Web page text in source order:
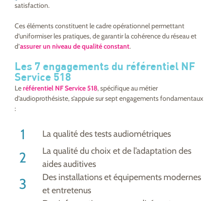
satisfaction.
Ces éléments constituent le cadre opérationnel permettant
d’uniformiser les pratiques, de garantir la cohérence du réseau et
d’assurer un niveau de qualité constant.
Les 7 engagements du référentiel NF
Service 518
Leréférentiel NF Service 518, spécifique au métier
d’audioprothésiste, s’appuie sur sept engagements fondamentaux
:
La qualité des tests audiométriques
La qualité du choix et de l’adaptation des
aides auditives
Des installations et équipements modernes
et entretenus